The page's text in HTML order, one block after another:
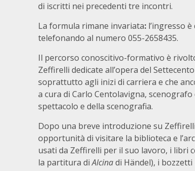
di iscritti nei precedenti tre incontri.
La formula rimane invariata: l’ingresso
telefonando al numero 055-2658435.
Il percorso conoscitivo-formativo è
Zeffirelli dedicate all’opera del
soprattutto agli inizi di carriera e che
a cura di Carlo Centolavigna,
spettacolo e della scenografia.
Dopo una breve introduzione su
opportunità di visitare la biblioteca e
usati da Zeffirelli per il suo lavoro, i libri
la partitura diAlcinadi Händel), i